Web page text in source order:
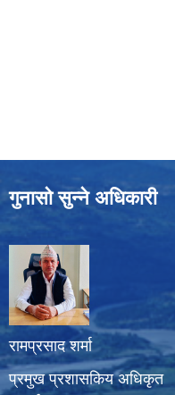
गुनासो सुन्ने अधिकारी
रामप्रसाद शर्मा
प्रमुख प्रशासकिय अधिकृत